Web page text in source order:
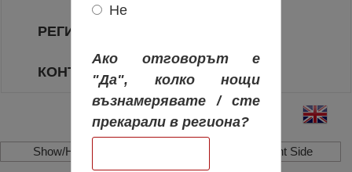
РЕГИОНИ
КОНТАКТИ
Show/Hide Left Side Show/Hide Right Side
Не
Ако отговорът е
"Да", колко нощи
възнамерявате / сте
прекарали в региона?